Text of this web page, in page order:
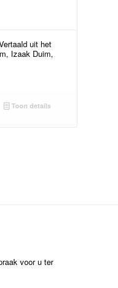
uit het
Izaak Duim,
Toon details
voor u ter